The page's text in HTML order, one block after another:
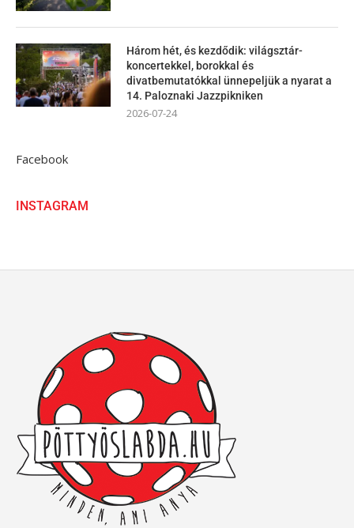
Három hét, és kezdődik: világsztár-
koncertekkel, borokkal és
divatbemutatókkal ünnepeljük a nyarat a
14. Paloznaki Jazzpikniken
2026-07-24
Facebook
INSTAGRAM